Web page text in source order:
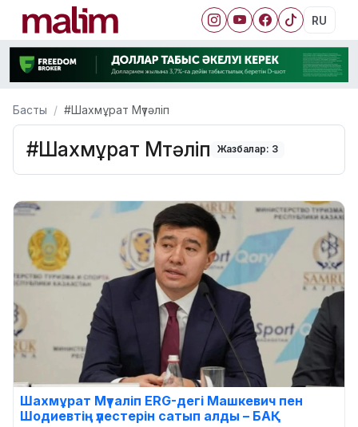
RU
Басты #Шахмұрат Мүтәліп
#Шахмұрат Мүтәліп Жазбалар: 3
Шахмұрат Мүталіп ERG-дегі Машкевич пен
Шодиевтің үлестерін сатып алды – БАҚ